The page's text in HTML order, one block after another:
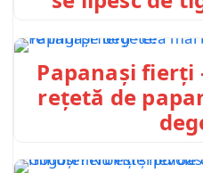
Papanași fierți
rețetă de